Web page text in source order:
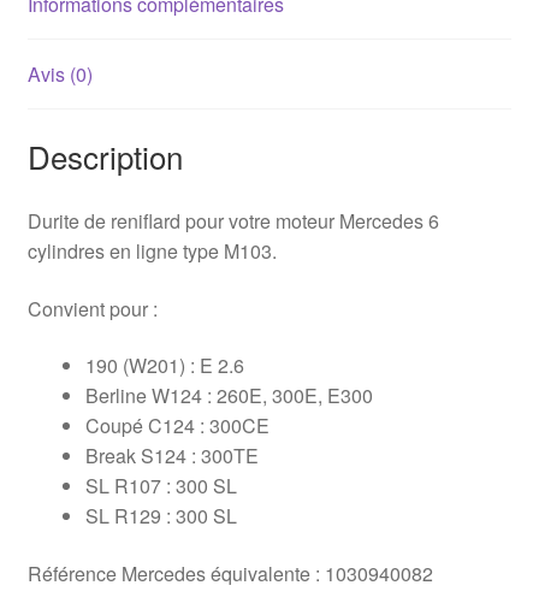
Avis (0)
Description
Durite de reniflard pour votre moteur Mercedes 6
cylindres en ligne type M103.
Convient pour :
190 (W201) : E 2.6
Berline W124 : 260E, 300E, E300
Coupé C124 : 300CE
Break S124 : 300TE
SL R107 : 300 SL
SL R129 : 300 SL
Référence Mercedes équivalente : 1030940082